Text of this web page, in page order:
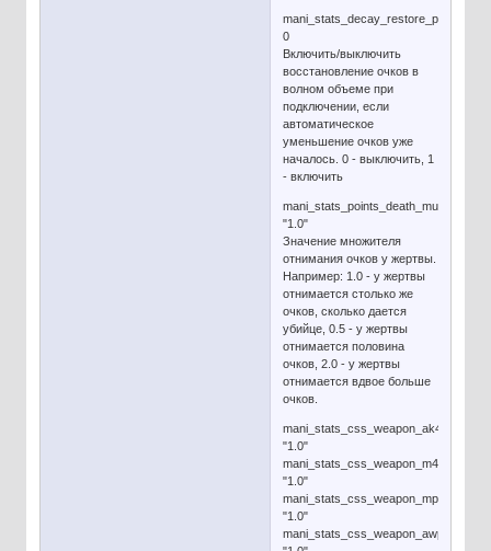
0
Включить/выключить
восстановление очков в
волном объеме при
подключении, если
автоматическое
уменьшение очков уже
началось. 0 - выключить, 1
- включить
mani_stats_points_death_multiplier
"1.0"
Значение множителя
отнимания очков у жертвы.
Например: 1.0 - у жертвы
отнимается столько же
очков, сколько дается
убийце, 0.5 - у жертвы
отнимается половина
очков, 2.0 - у жертвы
отнимается вдвое больше
очков.
mani_stats_css_weapon_ak47
"1.0"
mani_stats_css_weapon_m4a1
"1.0"
mani_stats_css_weapon_mp5navy
"1.0"
mani_stats_css_weapon_awp